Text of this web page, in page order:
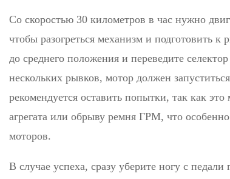
Со скоростью 30 километров в час нужно
чтобы разогреться механизм и подготовить к
до среднего положения и переведите
нескольких рывков, мотор должен
рекомендуется оставить попытки, так как
агрегата или обрыву ремня ГРМ, что
моторов.
В случае успеха, сразу уберите ногу с педали